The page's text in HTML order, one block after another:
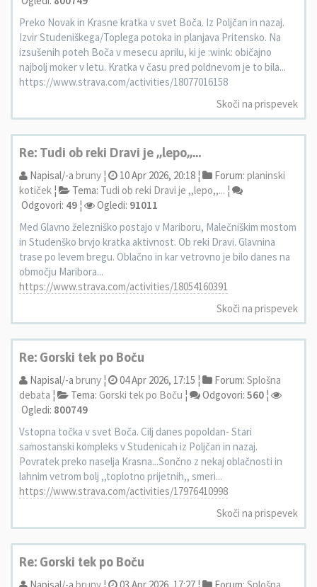
Preko Novak in Krasne kratka v svet Boča. Iz Poljčan in nazaj.
Izvir Studeniškega/Toplega potoka in planjava Pritensko. Na
izsušenih poteh Boča v mesecu aprilu, ki je :wink: običajno
najbolj moker v letu. Kratka v času pred poldnevom je to bila...
https://www.strava.com/activities/18077016158
Skoči na prispevek
Re: Tudi ob reki Dravi je ,,lepo,,...
Napisal/-a bruny ¦ 10 Apr 2026, 20:18 ¦ Forum: planinski
kotiček ¦ Tema: Tudi ob reki Dravi je ,,lepo,,... ¦
Odgovori: 49 ¦ Ogledi: 91011
Med Glavno železniško postajo v Mariboru, Malečniškim mostom
in Studenško brvjo kratka aktivnost. Ob reki Dravi. Glavnina
trase po levem bregu. Oblačno in kar vetrovno je bilo danes na
območju Maribora...
https://www.strava.com/activities/18054160391
Skoči na prispevek
Re: Gorski tek po Boču
Napisal/-a bruny ¦ 04 Apr 2026, 17:15 ¦ Forum: Splošna
debata ¦ Tema: Gorski tek po Boču ¦ Odgovori: 560 ¦
Ogledi: 800749
Vstopna točka v svet Boča. Cilj danes popoldan- Stari
samostanski kompleks v Studenicah iz Poljčan in nazaj.
Povratek preko naselja Krasna...Sončno z nekaj oblačnosti in
lahnim vetrom bolj ,,toplotno prijetnih,, smeri...
https://www.strava.com/activities/17976410998
Skoči na prispevek
Re: Gorski tek po Boču